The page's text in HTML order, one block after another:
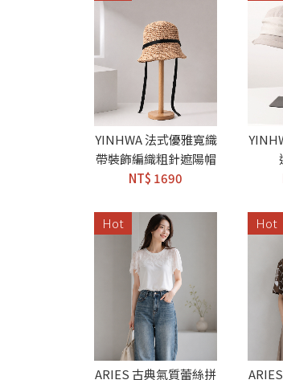
YINHWA 法式優雅寬織
帶裝飾編織粗針遮陽帽
NT$ 1690
Hot
ARIES 古典氣質蕾絲拼
Hot